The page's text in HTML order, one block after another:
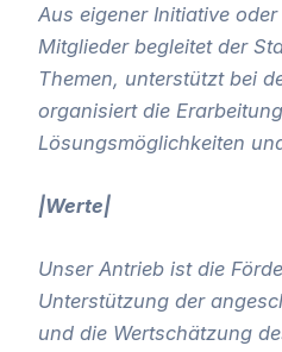
Aus eigener Initiative
Mitglieder begleitet der
Themen, unterstützt bei
organisiert die
Lösungsmöglichkeiten
|Werte|
Unser Antrieb ist die
Unterstützung der
und die Wertschätzung